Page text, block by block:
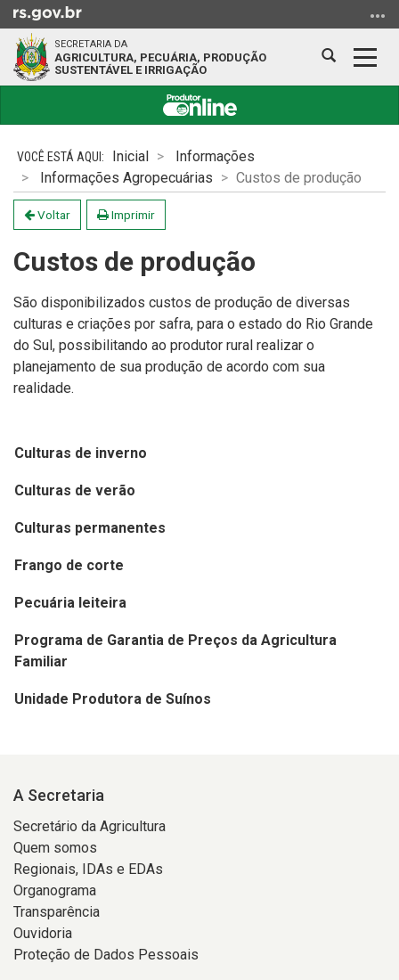
para
conteúdo
menu
para
SECRETARIA DA
AGRICULTURA, PECUÁRIA, PRODUÇÃO
SUSTENTÁVEL E IRRIGAÇÃO
Abrir
conteúdo
Inicial
Informações
Informações Agropecuárias
Custos de produção
Voltar Imprimir
Custos de produção
São disponibilizados custos de produção de diversas
culturas e criações por safra, para o estado do Rio Grande
do Sul, possibilitando ao produtor rural realizar o
planejamento de sua produção de acordo com sua
realidade.
Culturas de inverno
Culturas de verão
Culturas permanentes
Frango de corte
Pecuária leiteira
Programa de Garantia de Preços da Agricultura
Familiar
Unidade Produtora de Suínos
A Secretaria
Secretário da Agricultura
Quem somos
Regionais, IDAs e EDAs
Organograma
Transparência
Ouvidoria
Proteção de Dados Pessoais